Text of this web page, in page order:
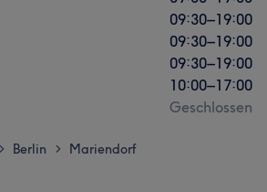
09:30–19:00
09:30–19:00
09:30–19:00
10:00–17:00
Geschlossen
> Berlin > Mariendorf